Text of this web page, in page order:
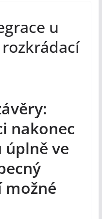
u
nakonec
úplně ve